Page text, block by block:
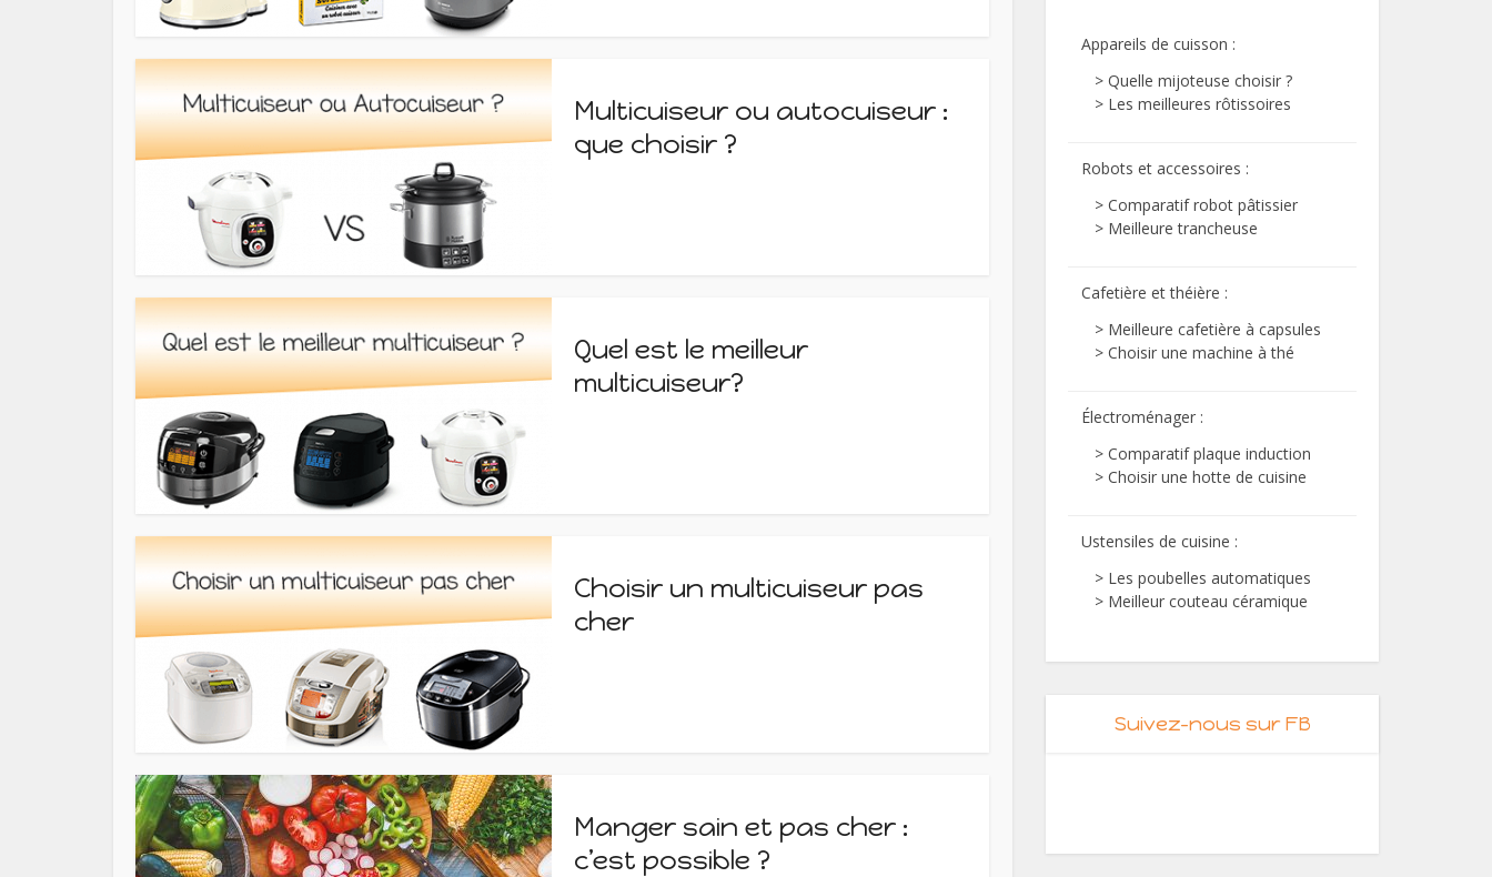
Multicuiseur ou autocuiseur :
que choisir ?
Quel est le meilleur
multicuiseur?
Choisir un multicuiseur pas
cher
Manger sain et pas cher :
c’est possible ?
Appareils de cuisson :
> Quelle mijoteuse choisir ?
> Les meilleures rôtissoires
Robots et accessoires :
> Comparatif robot pâtissier
> Meilleure trancheuse
Cafetière et théière :
> Meilleure cafetière à capsules
> Choisir une machine à thé
Électroménager :
> Comparatif plaque induction
> Choisir une hotte de cuisine
Ustensiles de cuisine :
> Les poubelles automatiques
> Meilleur couteau céramique
Suivez-nous sur FB